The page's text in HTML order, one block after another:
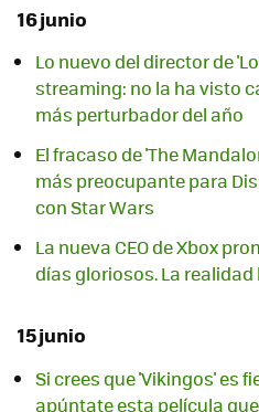
16 junio
Lo nuevo del director de
streaming: no la ha visto
más perturbador del año
El fracaso de 'The
más preocupante para
con Star Wars
La nueva CEO de Xbox
días gloriosos. La
15 junio
Si crees que 'Vikingos' es
apúntate esta película